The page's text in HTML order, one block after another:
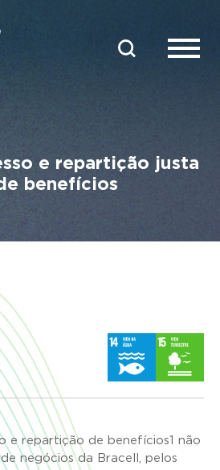
e repartição justa
benefícios
e repartição de benefícios1
não
negócios da Bracell, pelos